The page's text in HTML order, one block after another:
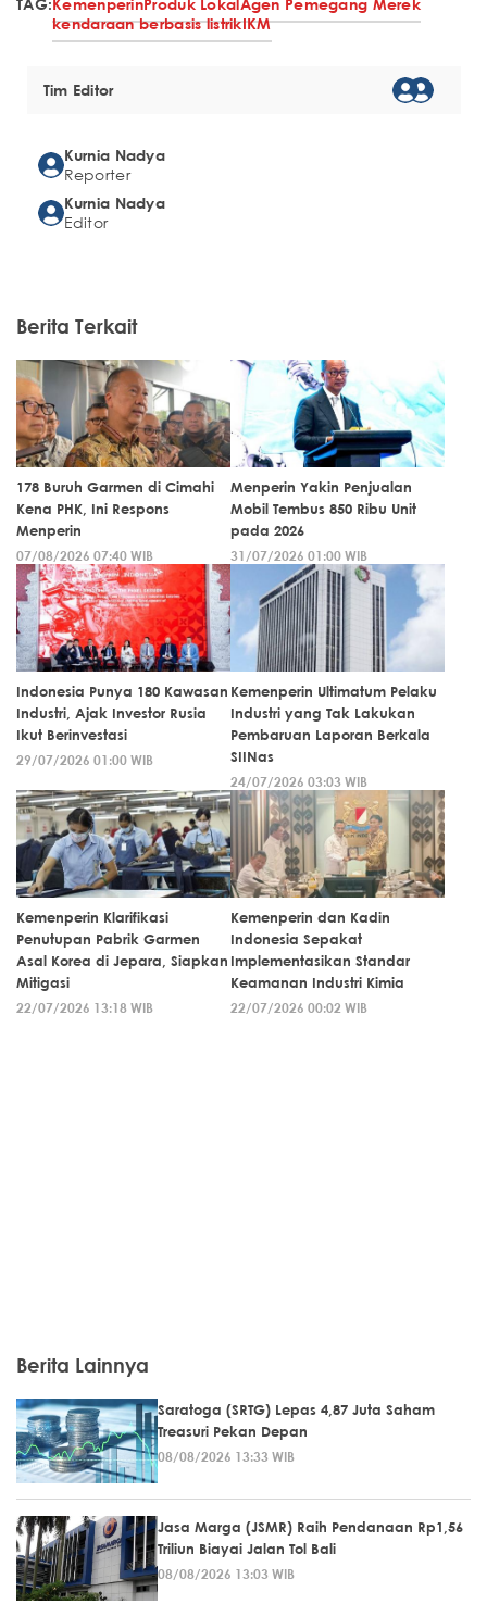
kendaraan berbasis listrikIKM
Tim Editor
Kurnia Nadya
Reporter
Kurnia Nadya
Editor
Berita Terkait
178 Buruh Garmen di Cimahi
Kena PHK, Ini Respons
Menperin
07/08/2026 07:40 WIB
Menperin Yakin Penjualan
Mobil Tembus 850 Ribu Unit
pada 2026
31/07/2026 01:00 WIB
Indonesia Punya 180 Kawasan
Industri, Ajak Investor Rusia
Ikut Berinvestasi
29/07/2026 01:00 WIB
Kemenperin Ultimatum Pelaku
Industri yang Tak Lakukan
Pembaruan Laporan Berkala
SIINas
24/07/2026 03:03 WIB
Kemenperin Klarifikasi
Penutupan Pabrik Garmen
Asal Korea di Jepara, Siapkan
Mitigasi
22/07/2026 13:18 WIB
Kemenperin dan Kadin
Indonesia Sepakat
Implementasikan Standar
Keamanan Industri Kimia
22/07/2026 00:02 WIB
Berita Lainnya
Saratoga (SRTG) Lepas 4,87 Juta Saham
Treasuri Pekan Depan
08/08/2026 13:33 WIB
Jasa Marga (JSMR) Raih Pendanaan Rp1,56
Triliun Biayai Jalan Tol Bali
08/08/2026 13:03 WIB